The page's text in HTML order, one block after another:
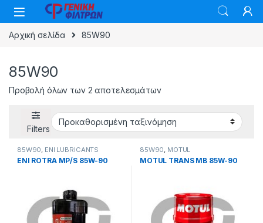
Skip to navigation
Skip to content
Αρχική σελίδα 85W90
85W90
Προβολή όλων των 2 αποτελεσμάτων
Filters
85W90, ΕΝΙ LUBRICANTS
ENI ROTRA MP/S 85W-90
85W90, MOTUL
MOTUL TRANS MB 85W-90